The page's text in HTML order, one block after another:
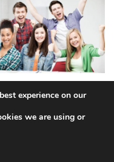
Kõik õigused
experience on our
we are using or